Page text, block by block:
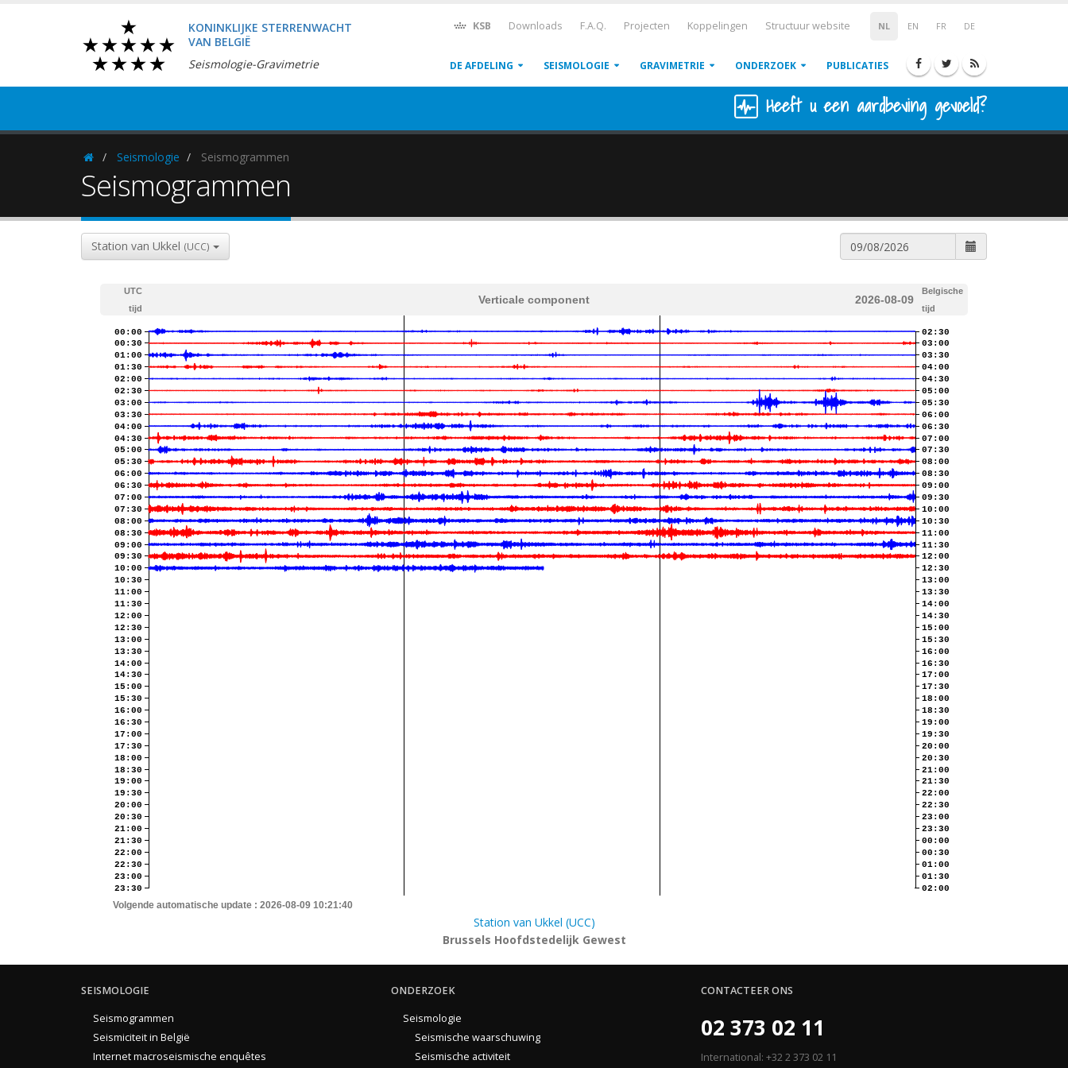
KONINKLIJKE STERRENWACHT
VAN BELGIË
Seismologie-Gravimetrie
NL EN FR DE
KSB Downloads F.A.Q. Projecten Koppelingen Structuur website
DE AFDELING SEISMOLOGIE GRAVIMETRIE ONDERZOEK PUBLICATIES
Heeft u een aardbeving gevoeld?
HomepageSeismologie Seismogrammen
Seismogrammen
Station van Ukkel (UCC)
UTC
tijd
Verticale component 2026-08-09
Belgische
tijd
00:00
00:30
01:00
01:30
02:00
02:30
03:00
03:30
04:00
04:30
05:00
05:30
06:00
06:30
07:00
07:30
08:00
08:30
09:00
09:30
10:00
10:30
11:00
11:30
12:00
12:30
13:00
13:30
14:00
14:30
15:00
15:30
16:00
16:30
17:00
17:30
18:00
18:30
19:00
19:30
20:00
20:30
21:00
21:30
22:00
22:30
23:00
23:30
02:30
03:00
03:30
04:00
04:30
05:00
05:30
06:00
06:30
07:00
07:30
08:00
08:30
09:00
09:30
10:00
10:30
11:00
11:30
12:00
12:30
13:00
13:30
14:00
14:30
15:00
15:30
16:00
16:30
17:00
17:30
18:00
18:30
19:00
19:30
20:00
20:30
21:00
21:30
22:00
22:30
23:00
23:30
00:00
00:30
01:00
01:30
02:00
Volgende automatische update : 2026-08-09 10:21:40
Station van Ukkel (UCC)
Brussels Hoofdstedelijk Gewest
SEISMOLOGIE
Seismogrammen
Seismiciteit in België
Internet macroseismische enquêtes
ONDERZOEK
Seismologie
Seismische waarschuwing
Seismische activiteit
CONTACTEER ONS
02 373 02 11
International: +32 2 373 02 11